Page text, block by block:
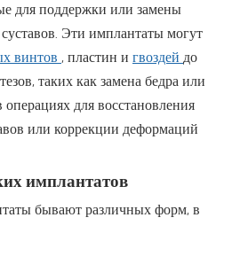
для поддержки или замены
Эти имплантаты могут
винтов , пластин и гвоздей до
таких как замена бедра или
для восстановления
или коррекции деформаций
имплантатов
бывают различных форм, в